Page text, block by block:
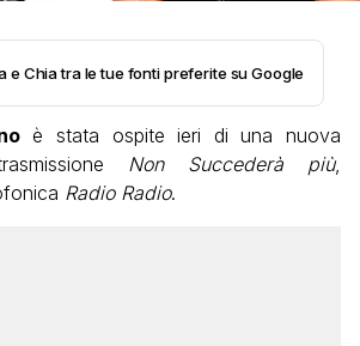
e Chia tra le tue fonti preferite su Google
è stata ospite ieri di una nuova
Non Succederà più,
Radio Radio.